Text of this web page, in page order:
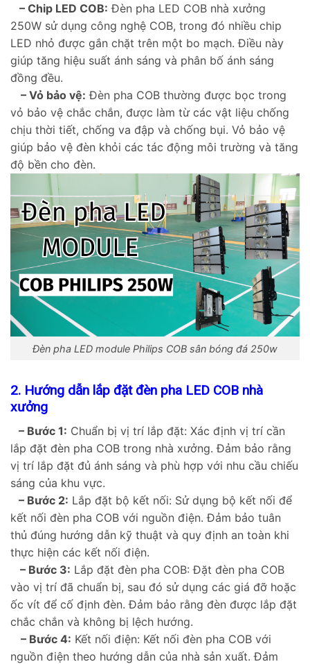
– Chip LED COB: Đèn pha LED COB nhà xưởng
250W sử dụng công nghệ COB, trong đó nhiều chip
LED nhỏ được gắn chặt trên một bo mạch. Điều này
giúp tăng hiệu suất ánh sáng và phân bố ánh sáng
đồng đều.
– Vỏ bảo vệ: Đèn pha COB thường được bọc trong
vỏ bảo vệ chắc chắn, được làm từ các vật liệu chống
chịu thời tiết, chống va đập và chống bụi. Vỏ bảo vệ
giúp bảo vệ đèn khỏi các tác động môi trường và tăng
độ bền cho đèn.
Đèn pha LED module Philips COB sân bóng đá 250w
2. Hướng dẫn lắp đặt đèn pha LED COB nhà
xưởng
– Bước 1: Chuẩn bị vị trí lắp đặt: Xác định vị trí cần
lắp đặt đèn pha COB trong nhà xưởng. Đảm bảo rằng
vị trí lắp đặt đủ ánh sáng và phù hợp với nhu cầu chiếu
sáng của khu vực.
– Bước 2: Lắp đặt bộ kết nối: Sử dụng bộ kết nối để
kết nối đèn pha COB với nguồn điện. Đảm bảo tuân
thủ đúng hướng dẫn kỹ thuật và quy định an toàn khi
thực hiện các kết nối điện.
– Bước 3: Lắp đặt đèn pha COB: Đặt đèn pha COB
vào vị trí đã chuẩn bị, sau đó sử dụng các giá đỡ hoặc
ốc vít để cố định đèn. Đảm bảo rằng đèn được lắp đặt
chắc chắn và không bị lệch hướng.
– Bước 4: Kết nối điện: Kết nối đèn pha COB với
nguồn điện theo hướng dẫn của nhà sản xuất. Đảm